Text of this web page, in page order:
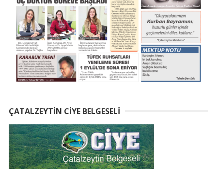
ÇATALZEYTIN CIYE BELGESELI